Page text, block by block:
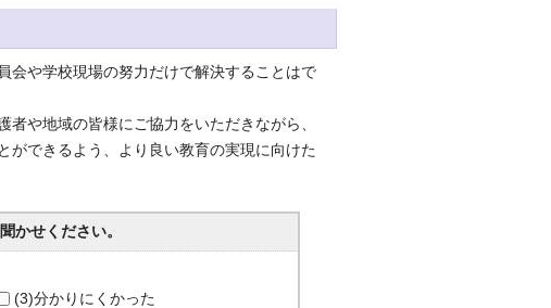
や学校現場の努力だけで解決することはで
や地域の皆様にご協力をいただきながら、
ができるよう、より良い教育の実現に向けた
かせください。
(3)分かりにくかった